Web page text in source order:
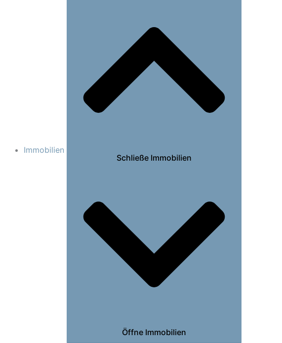
Immobilien
Schließe Immobilien
Öffne Immobilien